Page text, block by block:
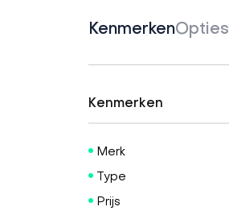
KenmerkenOpties
Kenmerken
Merk
Type
Prijs